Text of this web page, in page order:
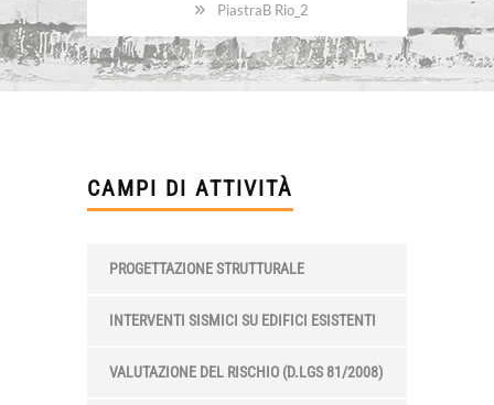
PiastraB Rio_2
CAMPI DI ATTIVITÀ
PROGETTAZIONE STRUTTURALE
INTERVENTI SISMICI SU EDIFICI ESISTENTI
VALUTAZIONE DEL RISCHIO (D.LGS 81/2008)